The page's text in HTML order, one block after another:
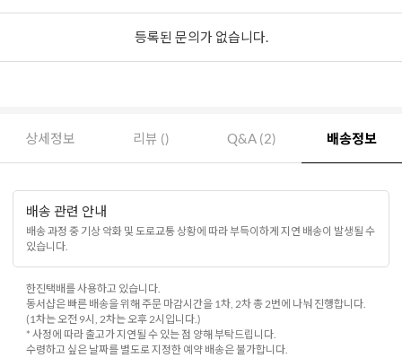
등록된 문의가 없습니다.
상세정보 리뷰 () Q&A (2) 배송정보
배송 관련 안내
배송 과정 중 기상 악화 및 도로교통 상황에 따라 부득이하게 지연 배송이 발생될 수
있습니다.
한진택배를 사용하고 있습니다.
동서샵은 빠른 배송을 위해 주문 마감시간을 1차, 2차 총 2번에 나눠 진행합니다.
(1차는 오전 9시, 2차는 오후 2시입니다.)
* 사정에 따라 출고가 지연될 수 있는 점 양해 부탁드립니다.
수령하고 싶은 날짜를 별도로 지정한 예약 배송은 불가합니다.